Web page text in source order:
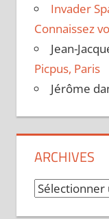
Invader
Connaissez
Jean-
Picpus, Paris
Jérôme
ARCHIVES
Archives